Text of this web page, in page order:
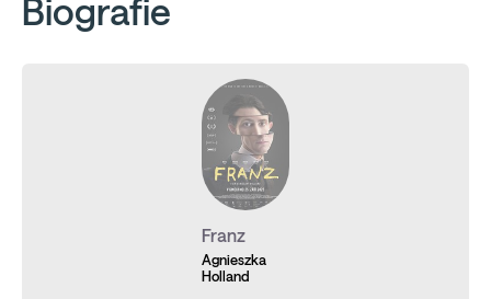
Biografie
Franz
Agnieszka
Holland